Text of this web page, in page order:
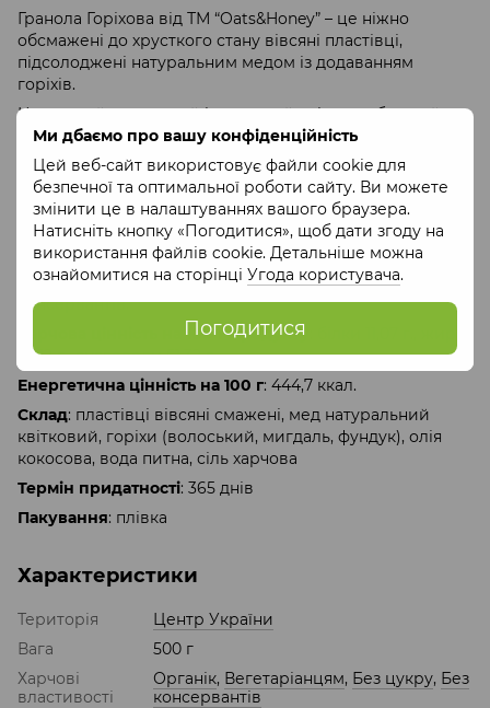
Ми дбаємо про вашу конфіденційність
Цей веб-сайт використовує файли cookie для
безпечної та оптимальної роботи сайту. Ви можете
змінити це в налаштуваннях вашого браузера.
Натисніть кнопку «Погодитися», щоб дати згоду на
використання файлів cookie. Детальніше можна
ознайомитися на сторінці Угода користувача.
Погодитися
Гранола Горіхова від ТМ “Oats&Honey” – це ніжно
обсмажені до хрусткого стану вівсяні пластівці,
підсолоджені натуральним медом із додаванням
горіхів.
Надзвичайно смачний і корисний сніданок, багатий
клітковиною, вітамінами і мікроелементами.
Гранола – це готовий до споживання продукт, який
також смакує із молоком, йогуртом, кефіром,
закваскою.
Для виробництва граноли ТМ “Oats&Honey”
використовує тільки натуральні інгредієнти, не
додаємо цукор та жодних підсилювачів смаку або
консервантів.
Харчова цінність на 100 г продукту
25,12 г., вуглеводи 51,32 г.
Енергетична цінність на 100 г: 444,7 ккал.
Склад: пластівці вівсяні смажені, мед натуральний
квітковий, горіхи (волоський, мигдаль, фундук), олія
кокосова, вода питна, сіль харчова
Термін придатності: 365 днів
Пакування: плівка
Характеристики
Територія
Центр України
Вага
500 г
Харчові
властивості
Органік, Вегетаріанцям, Без цукру, Без
консервантів